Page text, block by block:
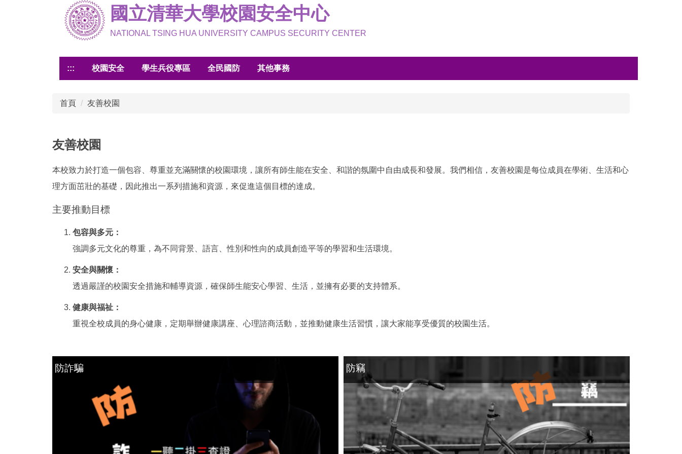
國立清華大學校園安全中心
NATIONAL TSING HUA UNIVERSITY CAMPUS SECURITY CENTER
::: 校園安全 學生兵役專區 全民國防 其他事務
首頁 友善校園
友善校園
本校致力於打造一個包容、尊重並充滿關懷的校園環境，讓所有師生能在安全、和諧的氛圍中自由成長和發展。我們相信，友善校園是每位成員在學術、生活和心
理方面茁壯的基礎，因此推出一系列措施和資源，來促進這個目標的達成。
主要推動目標
包容與多元：
強調多元文化的尊重，為不同背景、語言、性別和性向的成員創造平等的學習和生活環境。
安全與關懷：
透過嚴謹的校園安全措施和輔導資源，確保師生能安心學習、生活，並擁有必要的支持體系。
健康與福祉：
重視全校成員的身心健康，定期舉辦健康講座、心理諮商活動，並推動健康生活習慣，讓大家能享受優質的校園生活。
防詐騙 防竊